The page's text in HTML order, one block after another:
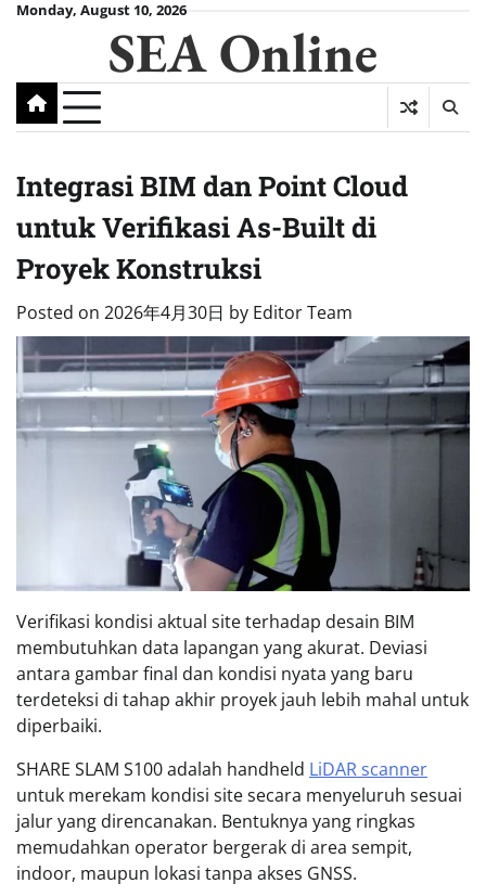
SkipMonday, August 10, 2026
SEA Online
Integrasi BIM dan Point Cloud
untuk Verifikasi As-Built di
Proyek Konstruksi
Posted on 2026年4月30日 by Editor Team
Verifikasi kondisi aktual site terhadap desain BIM
membutuhkan data lapangan yang akurat. Deviasi
antara gambar final dan kondisi nyata yang baru
terdeteksi di tahap akhir proyek jauh lebih mahal untuk
diperbaiki.
SHARE SLAM S100 adalah handheld LiDAR scanner
untuk merekam kondisi site secara menyeluruh sesuai
jalur yang direncanakan. Bentuknya yang ringkas
memudahkan operator bergerak di area sempit,
indoor, maupun lokasi tanpa akses GNSS.